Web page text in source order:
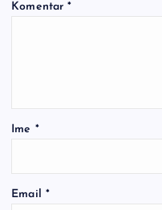
Komentar*
Ime *
Email *